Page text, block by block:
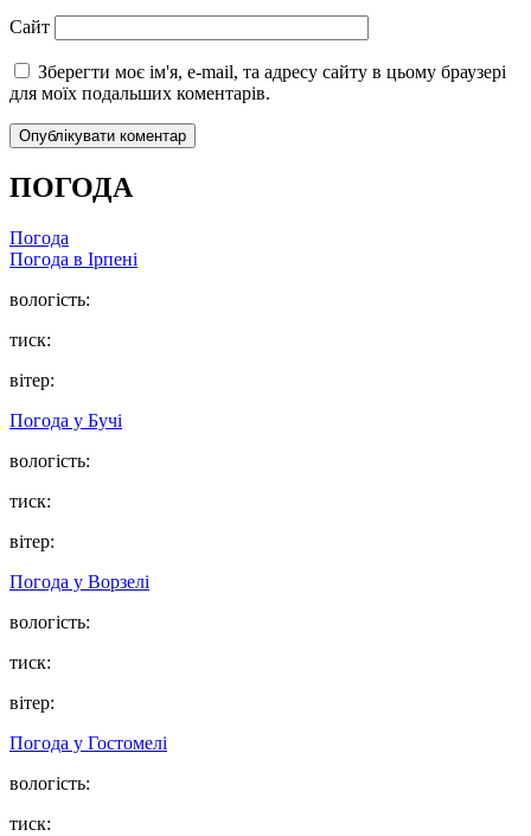
Сайт
Зберегти моє ім'я, e-mail, та адресу сайту в цьому браузері
для моїх подальших коментарів.
ПОГОДА
Погода
Погода в Ірпені
вологість:
тиск:
вітер:
Погода у Бучі
вологість:
тиск:
вітер:
Погода у Ворзелі
вологість:
тиск:
вітер:
Погода у Гостомелі
вологість:
тиск: